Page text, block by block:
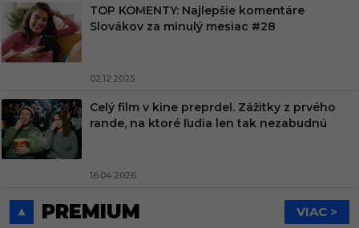
TOP KOMENTY: Najlepšie komentáre
Slovákov za minulý mesiac #28
02.12.2025
Celý film v kine preprdel. Zážitky z prvého
rande, na ktoré ľudia len tak nezabudnú
16.04.2026
PREMIUM VIAC >